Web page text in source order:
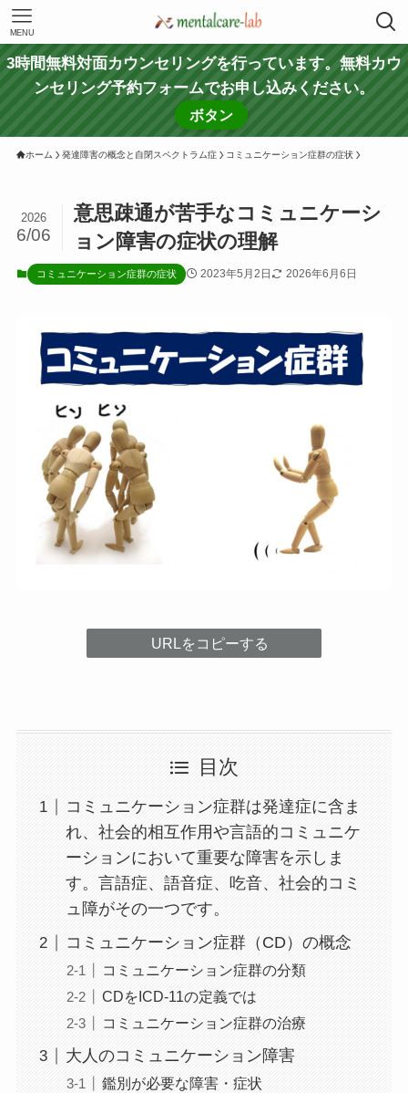
MENU
3時間無料対面カウンセリングを行っています。無料カウ
ンセリング予約フォームでお申し込みください。
ボタン
ホーム 発達障害の概念と自閉スペクトラム症 コミュニケーション症群の症状
意思疎通が苦手なコミュニケーシ
ョン障害の症状の理解
2026
6/06
コミュニケーション症群の症状 2023年5月2日 2026年6月6日
URLをコピーする
目次
コミュニケーション症群は発達症に含ま
れ、社会的相互作用や言語的コミュニケ
ーションにおいて重要な障害を示しま
す。言語症、語音症、吃音、社会的コミ
ュ障がその一つです。
コミュニケーション症群（CD）の概念
コミュニケーション症群の分類
CDをICD-11の定義では
コミュニケーション症群の治療
大人のコミュニケーション障害
鑑別が必要な障害・症状